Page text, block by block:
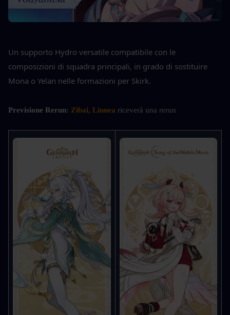
Un supporto Hydro versatile compatibile con le
composizioni di squadra principali, in grado di sostituire
Mona o Yelan nelle formazioni per Skirk.
Previsione Rerun: Zibai, Linnea riceverà una rerun